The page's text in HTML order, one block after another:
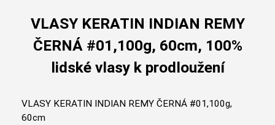
VLASY KERATIN INDIAN REMY
ČERNÁ #01,100g, 60cm, 100%
lidské vlasy k prodloužení
VLASY KERATIN INDIAN REMY ČERNÁ #01,100g,
60cm